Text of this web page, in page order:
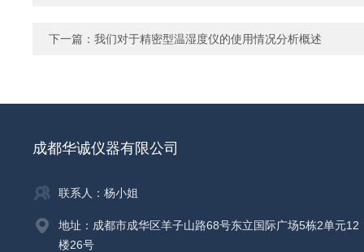
下一篇： 我们对于精密型温湿度仪的使用情况分析概述
成都华诚仪器有限公司
联系人：杨小姐
地址：成都市成华区羊子山路68号东立国际广场5栋2单元12
楼26号